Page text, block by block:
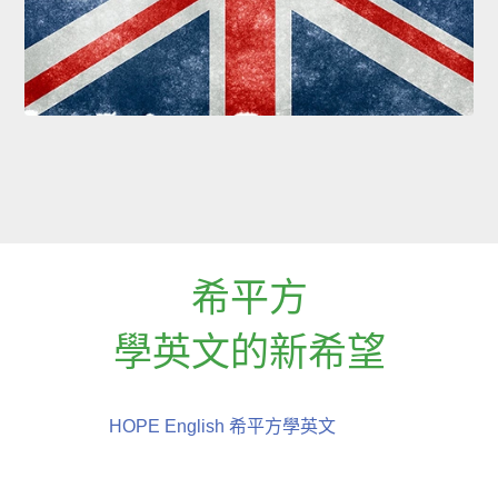
希平方
學英文的新希望
HOPE English 希平方學英文